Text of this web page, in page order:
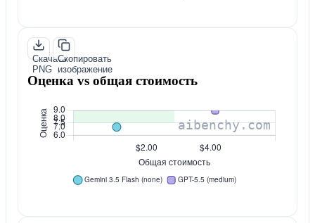
Скачать
PNG
Скопировать
изображение
Оценка vs общая стоимость